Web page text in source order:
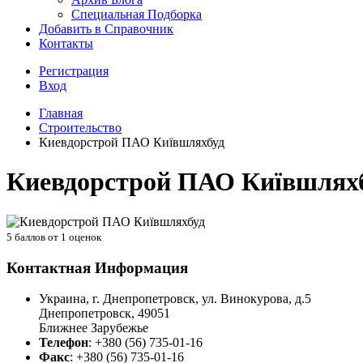
Специальная Подборка
Добавить в Справочник
Контакты
Регистрация
Вход
Главная
Строительство
Киевдорстрой ПАО Київшляхбуд
Киевдорстрой ПАО
5 баллов от 1 оценок
Контактная Информация
Украина, г. Днепропетровск, ул. Винокурова, д.5
Днепропетровск, 49051
Ближнее Зарубежье
Телефон: +380 (56) 735-01-16
Факс: +380 (56) 735-01-16